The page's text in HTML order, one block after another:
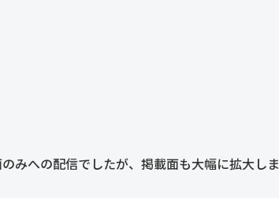
みへの配信でしたが、掲載面も大幅に拡大しま